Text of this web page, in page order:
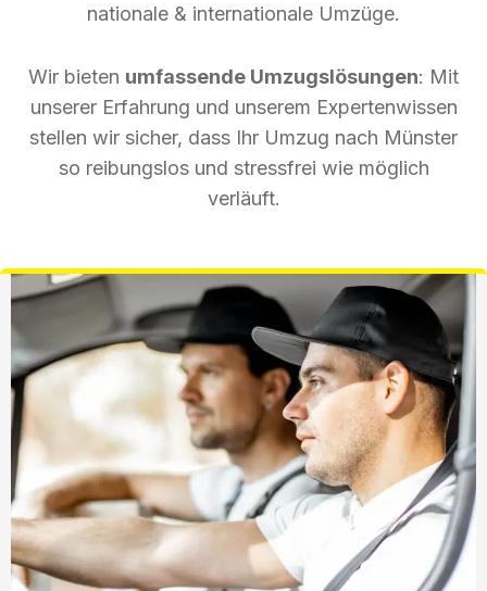
nationale & internationale Umzüge.
Wir bieten umfassende Umzugslösungen: Mit
unserer Erfahrung und unserem Expertenwissen
stellen wir sicher, dass Ihr Umzug nach Münster
so reibungslos und stressfrei wie möglich
verläuft.